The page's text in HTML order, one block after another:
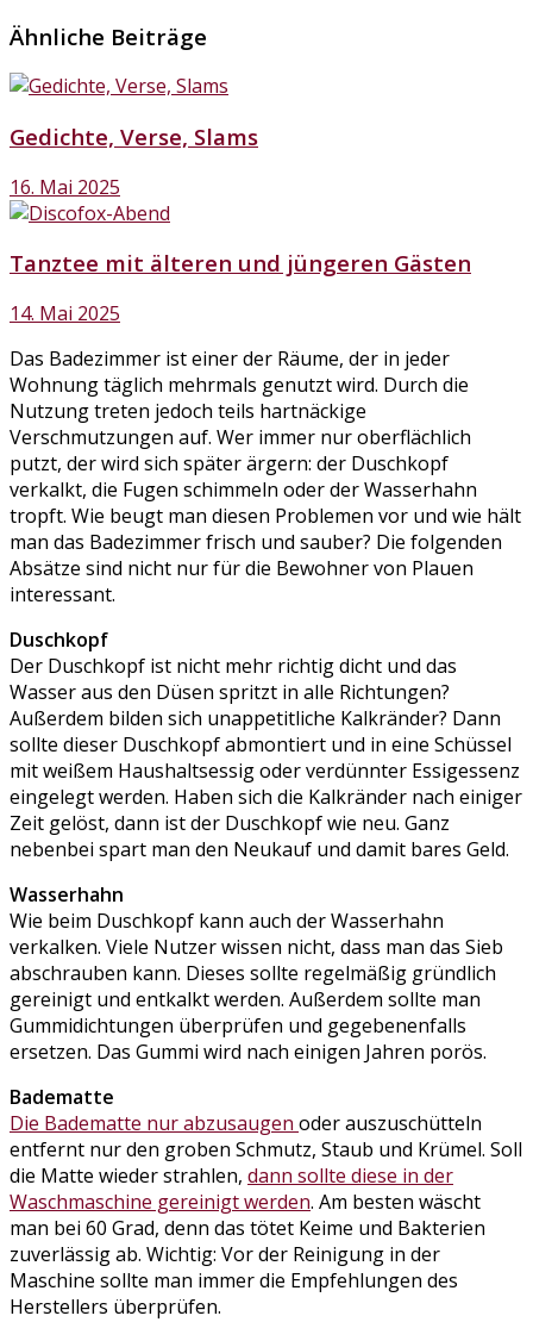
Ähnliche Beiträge
Gedichte, Verse, Slams
16. Mai 2025
Tanztee mit älteren und jüngeren Gästen
14. Mai 2025
Das Badezimmer ist einer der Räume, der in jeder
Wohnung täglich mehrmals genutzt wird. Durch die
Nutzung treten jedoch teils hartnäckige
Verschmutzungen auf. Wer immer nur oberflächlich
putzt, der wird sich später ärgern: der Duschkopf
verkalkt, die Fugen schimmeln oder der Wasserhahn
tropft. Wie beugt man diesen Problemen vor und wie hält
man das Badezimmer frisch und sauber? Die folgenden
Absätze sind nicht nur für die Bewohner von Plauen
interessant.
Duschkopf
Der Duschkopf ist nicht mehr richtig dicht und das
Wasser aus den Düsen spritzt in alle Richtungen?
Außerdem bilden sich unappetitliche Kalkränder? Dann
sollte dieser Duschkopf abmontiert und in eine Schüssel
mit weißem Haushaltsessig oder verdünnter Essigessenz
eingelegt werden. Haben sich die Kalkränder nach einiger
Zeit gelöst, dann ist der Duschkopf wie neu. Ganz
nebenbei spart man den Neukauf und damit bares Geld.
Wasserhahn
Wie beim Duschkopf kann auch der Wasserhahn
verkalken. Viele Nutzer wissen nicht, dass man das Sieb
abschrauben kann. Dieses sollte regelmäßig gründlich
gereinigt und entkalkt werden. Außerdem sollte man
Gummidichtungen überprüfen und gegebenenfalls
ersetzen. Das Gummi wird nach einigen Jahren porös.
Badematte
Die Badematte nur abzusaugen oder auszuschütteln
entfernt nur den groben Schmutz, Staub und Krümel. Soll
die Matte wieder strahlen, dann sollte diese in der
Waschmaschine gereinigt werden. Am besten wäscht
man bei 60 Grad, denn das tötet Keime und Bakterien
zuverlässig ab. Wichtig: Vor der Reinigung in der
Maschine sollte man immer die Empfehlungen des
Herstellers überprüfen.